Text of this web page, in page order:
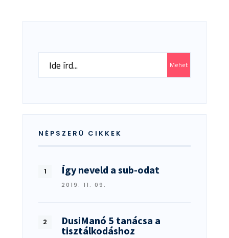
Search
Mehet
NÉPSZERŰ CIKKEK
Így neveld a sub-odat
2019. 11. 09.
DusiManó 5 tanácsa a
tisztálkodáshoz